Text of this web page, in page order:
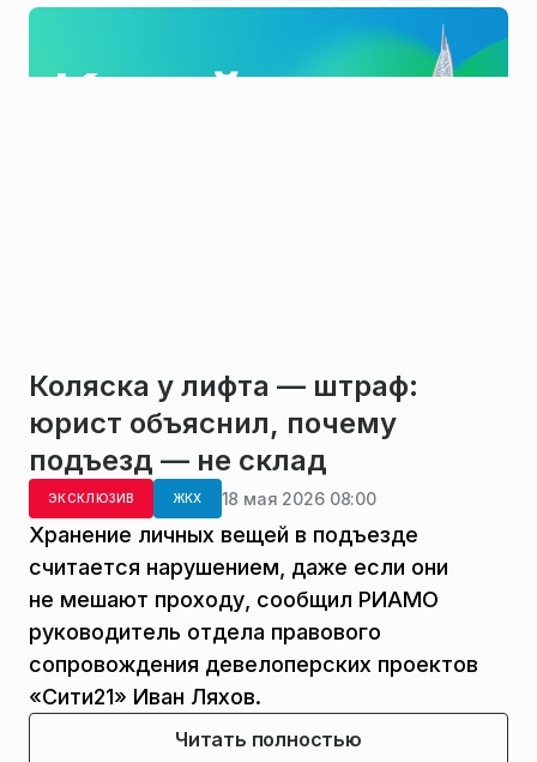
Коляска у лифта — штраф:
юрист объяснил, почему
подъезд — не склад
ЭКСКЛЮЗИВ ЖКХ 18 мая 2026 08:00
Хранение личных вещей в подъезде
считается нарушением, даже если они
не мешают проходу, сообщил РИАМО
руководитель отдела правового
сопровождения девелоперских проектов
«Сити21» Иван Ляхов.
Читать полностью